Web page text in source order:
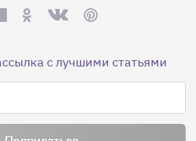
с лучшими статьями